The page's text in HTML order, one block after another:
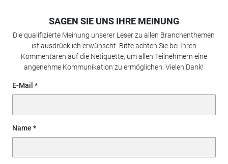
SAGEN SIE UNS IHRE MEINUNG
Die qualifizierte Meinung unserer Leser zu allen Branchenthemen
ist ausdrücklich erwünscht. Bitte achten Sie bei Ihren
Kommentaren auf die Netiquette, um allen Teilnehmern eine
angenehme Kommunikation zu ermöglichen. Vielen Dank!
E-Mail
Name